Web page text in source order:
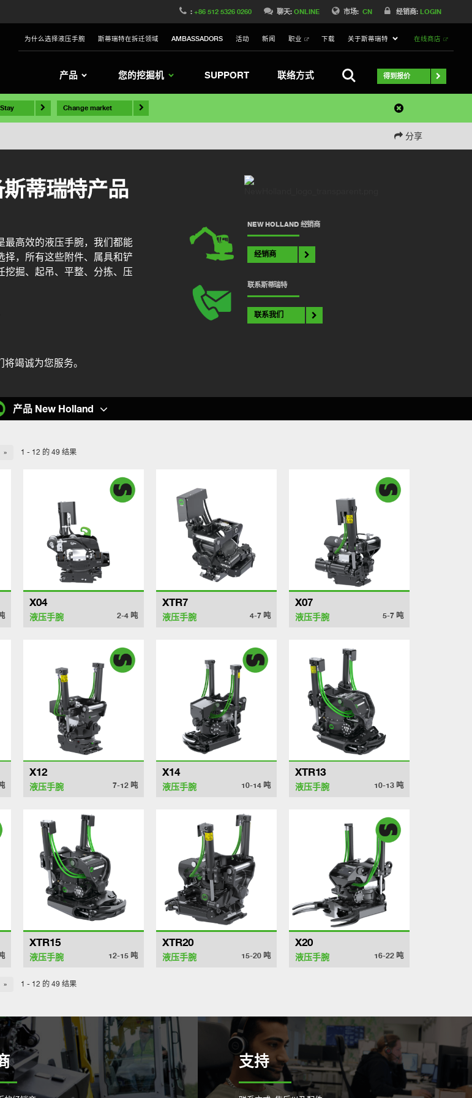
市场: CN 经销商: LOGIN
:+86 512 5326 0260 聊天:ONLINE
为什么选择液压手腕 斯蒂瑞特在拆迁领域 AMBASSADORS 活动 新闻 职业 下载 关于斯蒂瑞特 在线商店
产品 您的挖掘机 SUPPORT 联络方式 得到报价
Stay Change market
分享
蒂瑞特产品
最高效的液压手腕，我们都能
择，所有这些附件、属具和铲
挖掘、起吊、平整、分拣、压
将竭诚为您服务。
NEW HOLLAND 经销商
经销商
联系斯蒂瑞特
联系我们
» 1 - 12 的 49 结果
X04
液压手腕 2-4 吨
XTR7
液压手腕 4-7 吨
X07
液压手腕 5-7 吨
X12
液压手腕 7-12 吨
X14
液压手腕 10-14 吨
XTR13
液压手腕 10-13 吨
XTR15
液压手腕 12-15 吨
XTR20
液压手腕 15-20 吨
X20
液压手腕 16-22 吨
» 1 - 12 的 49 结果
产品 New Holland
支持